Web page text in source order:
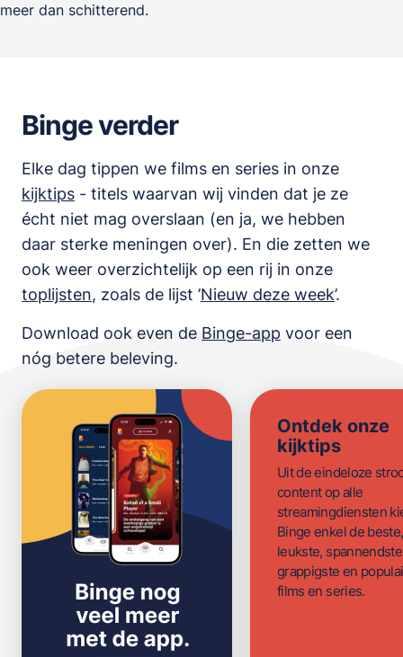
meer dan schitterend.
Binge verder
Elke dag tippen we films en series in onze
kijktips - titels waarvan wij vinden dat je ze
écht niet mag overslaan (en ja, we hebben
daar sterke meningen over). En die zetten we
ook weer overzichtelijk op een rij in onze
toplijsten, zoals de lijst ’Nieuw deze week’.
Download ook even de Binge-app voor een
nóg betere beleving.
Ontdek onze
kijktips
Uit de eindeloze
content op alle
streamingdiensten
Binge enkel de beste,
leukste,
grappigste en
films en series.